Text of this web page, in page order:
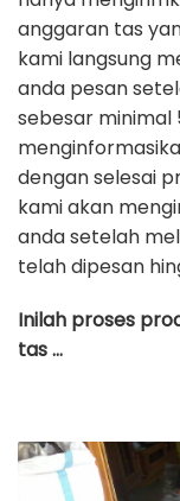
anggaran tas
kami langsung
anda pesan
sebesar minimal
dengan selesai
kami akan
anda setelah
telah dipesan
Inilah proses
tas …